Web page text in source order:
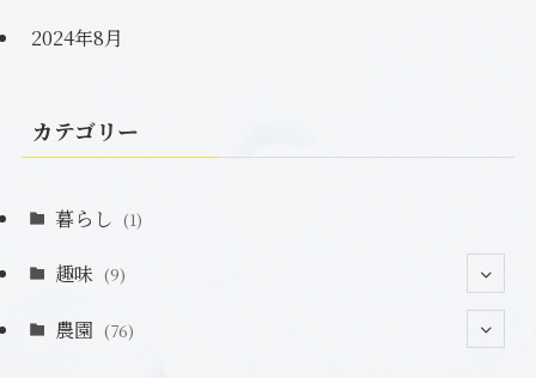
2024年8月
カテゴリー
暮らし (1)
趣味 (9)
農園 (76)